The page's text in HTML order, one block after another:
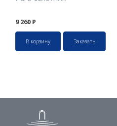
9 260 Р
В корзину Заказать